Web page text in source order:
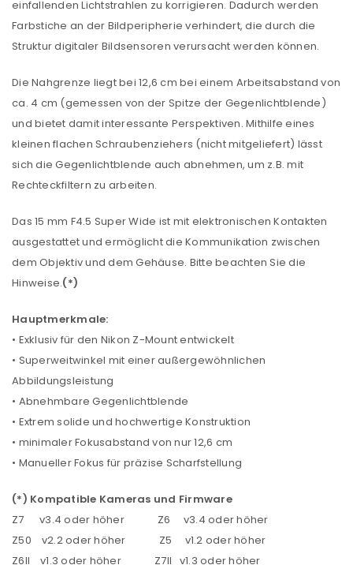
einfallenden Lichtstrahlen zu korrigieren. Dadurch werden
Farbstiche an der Bildperipherie verhindert, die durch die
Struktur digitaler Bildsensoren verursacht werden können.
Die Nahgrenze liegt bei 12,6 cm bei einem Arbeitsabstand von
ca. 4 cm (gemessen von der Spitze der Gegenlichtblende)
und bietet damit interessante Perspektiven. Mithilfe eines
kleinen flachen Schraubenziehers (nicht mitgeliefert) lässt
sich die Gegenlichtblende auch abnehmen, um z.B. mit
Rechteckfiltern zu arbeiten.
Das 15 mm F4.5 Super Wide ist mit elektronischen Kontakten
ausgestattet und ermöglicht die Kommunikation zwischen
dem Objektiv und dem Gehäuse. Bitte beachten Sie die
Hinweise.(*)
Hauptmerkmale:
• Exklusiv für den Nikon Z-Mount entwickelt
• Superweitwinkel mit einer außergewöhnlichen
Abbildungsleistung
• Abnehmbare Gegenlichtblende
• Extrem solide und hochwertige Konstruktion
• minimaler Fokusabstand von nur 12,6 cm
• Manueller Fokus für präzise Scharfstellung
(*) Kompatible Kameras und Firmware
Z7 v3.4 oder höher Z6 v3.4 oder höher
Z50 v2.2 oder höher Z5 v1.2 oder höher
Z6II v1.3 oder höher Z7II v1.3 oder höher